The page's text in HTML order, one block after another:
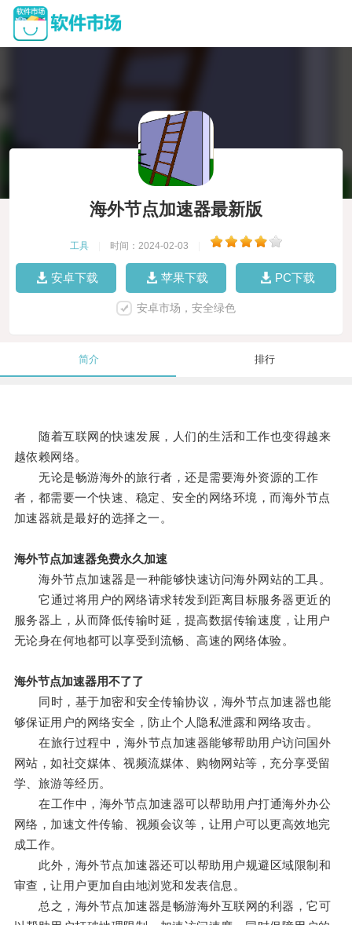
海外节点加速器最新版
工具 时间：2024-02-03
安卓下载 苹果下载 PC下载
安卓市场，安全绿色
简介 排行
随着互联网的快速发展，人们的生活和工作也变得越来
越依赖网络。
无论是畅游海外的旅行者，还是需要海外资源的工作
者，都需要一个快速、稳定、安全的网络环境，而海外节点
加速器就是最好的选择之一。
海外节点加速器免费永久加速
海外节点加速器是一种能够快速访问海外网站的工具。
它通过将用户的网络请求转发到距离目标服务器更近的
服务器上，从而降低传输时延，提高数据传输速度，让用户
无论身在何地都可以享受到流畅、高速的网络体验。
海外节点加速器用不了了
同时，基于加密和安全传输协议，海外节点加速器也能
够保证用户的网络安全，防止个人隐私泄露和网络攻击。
在旅行过程中，海外节点加速器能够帮助用户访问国外
网站，如社交媒体、视频流媒体、购物网站等，充分享受留
学、旅游等经历。
在工作中，海外节点加速器可以帮助用户打通海外办公
网络，加速文件传输、视频会议等，让用户可以更高效地完
成工作。
此外，海外节点加速器还可以帮助用户规避区域限制和
审查，让用户更加自由地浏览和发表信息。
总之，海外节点加速器是畅游海外互联网的利器，它可